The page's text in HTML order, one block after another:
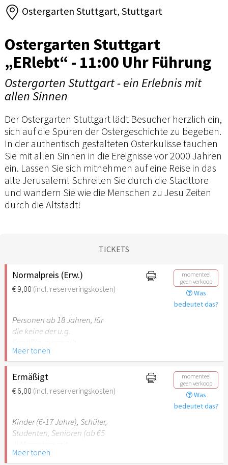
Ostergarten Stuttgart, Stuttgart
Ostergarten Stuttgart
„ERlebt“ - 11:00 Uhr Führung
Ostergarten Stuttgart - ein Erlebnis mit
allen Sinnen
Der Ostergarten Stuttgart lädt Besucher herzlich ein,
sich auf die Spuren der Ostergeschichte zu begeben.
In der authentisch gestalteten Osterkulisse tauchen
Sie mit allen Sinnen in die Ereignisse vor 2000 Jahren
ein. Lassen Sie sich mitnehmen auf eine Reise in das
alte Jerusalem! Schreiten Sie durch die Stadttore
und wandern Sie wie die Menschen zu Jesu Zeiten
durch die Altstadt!
TICKETS
Normalpreis (Erw.)
€ 9,00 (incl. reserveringskosten)
momenteel
geen verkoop
Was
bedeutet das?
Personen ab 18 Jahren, für
die keine der u.g.
Meer tonen
Ermäßigt
€ 6,00 (incl. reserveringskosten)
momenteel
geen verkoop
Was
bedeutet das?
Kinder (6-17 Jahre), Schüler,
Studenten, Senioren (ab 65
Behinderung (ab 50%),
Meer tonen